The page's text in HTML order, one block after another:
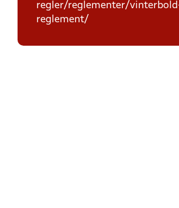
regler/reglementer/
reglement/